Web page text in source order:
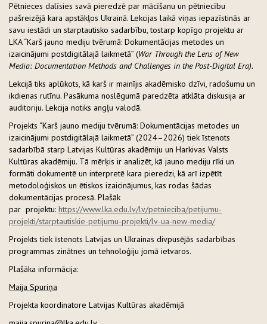
Pētnieces dalīsies savā pieredzē par mācīšanu un pētniecību
pašreizējā kara apstākļos Ukrainā. Lekcijas laikā viņas iepazīstinās ar
savu iestādi un starptautisko sadarbību, tostarp kopīgo projektu ar
LKA “Karš jauno mediju tvērumā: Dokumentācijas metodes un
izaicinājumi postdigitālajā laikmetā” (War Through the Lens of New
Media: Documentation Methods and Challenges in the Post-Digital Era).
Lekcijā tiks aplūkots, kā karš ir mainījis akadēmisko dzīvi, radošumu un
ikdienas rutīnu. Pasākuma noslēgumā paredzēta atklāta diskusija ar
auditoriju. Lekcija notiks angļu valodā.
Projekts “Karš jauno mediju tvērumā: Dokumentācijas metodes un
izaicinājumi postdigitālajā laikmetā” (2024–2026) tiek īstenots
sadarbībā starp Latvijas Kultūras akadēmiju un Harkivas Valsts
Kultūras akadēmiju. Tā mērķis ir analizēt, kā jauno mediju rīki un
formāti dokumentē un interpretē kara pieredzi, kā arī izpētīt
metodoloģiskos un ētiskos izaicinājumus, kas rodas šādas
dokumentācijas procesā. Plašāk
par projektu: https://www.lka.edu.lv/lv/petnieciba/petijumu-
projekti/starptautiskie-petijumu-projekti/lv-ua-new-media/
Projekts tiek īstenots Latvijas un Ukrainas divpusējās sadarbības
programmas zinātnes un tehnoloģiju jomā ietvaros.
Plašāka informācija:
Maija Spuriņa
Projekta koordinatore Latvijas Kultūras akadēmijā